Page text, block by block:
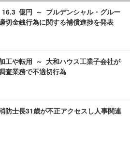
16.3 億円 ～ プルデンシャル・グルー
切金銭行為に関する補償進捗を発表
工や転用 ～ 大和ハウス工業子会社が
査業務で不適切行為
防士長31歳が不正アクセスし人事関連